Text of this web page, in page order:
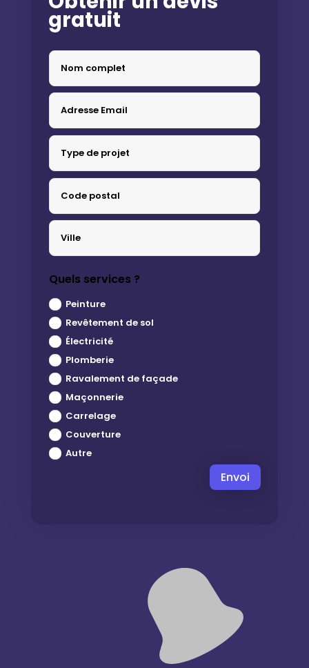
gratuit
Quels services ?
Peinture
Revêtement de sol
Électricité
Plomberie
Ravalement de façade
Maçonnerie
Carrelage
Couverture
Autre
Envoi